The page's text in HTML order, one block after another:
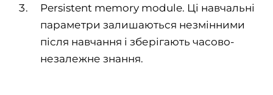
Persistent memory module. Ці навчальні
параметри залишаються незмінними
після навчання і зберігають часово-
незалежне знання.